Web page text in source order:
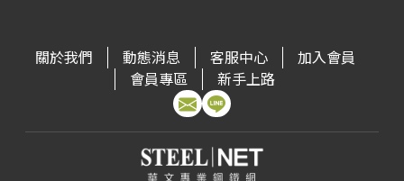
關於我們 動態消息 客服中心
加入會員
會員專區
新手上路